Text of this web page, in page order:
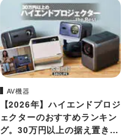
AV機器
【2026年】ハイエンドプロジ
ェクターのおすすめランキン
グ。30万円以上の据え置きタ